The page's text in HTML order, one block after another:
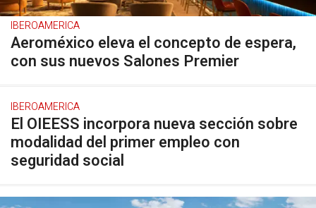
IBEROAMERICA
Aeroméxico eleva el concepto de espera,
con sus nuevos Salones Premier
IBEROAMERICA
El OIEESS incorpora nueva sección sobre
modalidad del primer empleo con
seguridad social